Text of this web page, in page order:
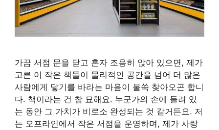
가끔 서점 문을 닫고 혼자 조용히 앉아 있으면, 제가
고른 이 작은 책들이 물리적인 공간을 넘어 더 많은
사람에게 닿기를 바라는 마음이 불쑥 찾아오곤 합니
다. 책이라는 건 참 묘해요. 누군가의 손에 들려 있
는 동안 그 가치가 비로소 완성되는 것 같거든요. 저
는 오프라인에서 작은 서점을 운영하며, 제가 사랑